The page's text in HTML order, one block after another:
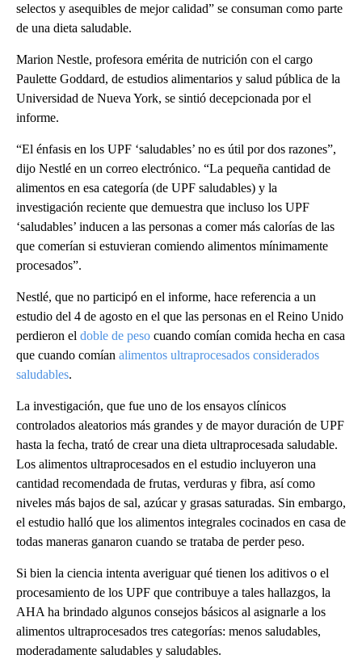
selectos y asequibles de mejor calidad” se consuman como parte
de una dieta saludable.
Marion Nestle, profesora emérita de nutrición con el cargo
Paulette Goddard, de estudios alimentarios y salud pública de la
Universidad de Nueva York, se sintió decepcionada por el
informe.
“El énfasis en los UPF ‘saludables’ no es útil por dos razones”,
dijo Nestlé en un correo electrónico. “La pequeña cantidad de
alimentos en esa categoría (de UPF saludables) y la
investigación reciente que demuestra que incluso los UPF
‘saludables’ inducen a las personas a comer más calorías de las
que comerían si estuvieran comiendo alimentos mínimamente
procesados”.
Nestlé, que no participó en el informe, hace referencia a un
estudio del 4 de agosto en el que las personas en el Reino Unido
perdieron el doble de peso cuando comían comida hecha en casa
que cuando comían alimentos ultraprocesados considerados
saludables.
La investigación, que fue uno de los ensayos clínicos
controlados aleatorios más grandes y de mayor duración de UPF
hasta la fecha, trató de crear una dieta ultraprocesada saludable.
Los alimentos ultraprocesados en el estudio incluyeron una
cantidad recomendada de frutas, verduras y fibra, así como
niveles más bajos de sal, azúcar y grasas saturadas. Sin embargo,
el estudio halló que los alimentos integrales cocinados en casa de
todas maneras ganaron cuando se trataba de perder peso.
Si bien la ciencia intenta averiguar qué tienen los aditivos o el
procesamiento de los UPF que contribuye a tales hallazgos, la
AHA ha brindado algunos consejos básicos al asignarle a los
alimentos ultraprocesados tres categorías: menos saludables,
moderadamente saludables y saludables.